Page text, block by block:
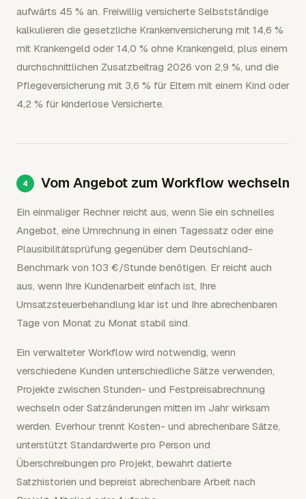
aufwärts 45 % an. Freiwillig versicherte Selbstständige
kalkulieren die gesetzliche Krankenversicherung mit 14,6 %
mit Krankengeld oder 14,0 % ohne Krankengeld, plus einem
durchschnittlichen Zusatzbeitrag 2026 von 2,9 %, und die
Pflegeversicherung mit 3,6 % für Eltern mit einem Kind oder
4,2 % für kinderlose Versicherte.
Vom Angebot zum Workflow wechseln
Ein einmaliger Rechner reicht aus, wenn Sie ein schnelles
Angebot, eine Umrechnung in einen Tagessatz oder eine
Plausibilitätsprüfung gegenüber dem Deutschland-
Benchmark von 103 €/Stunde benötigen. Er reicht auch
aus, wenn Ihre Kundenarbeit einfach ist, Ihre
Umsatzsteuerbehandlung klar ist und Ihre abrechenbaren
Tage von Monat zu Monat stabil sind.
Ein verwalteter Workflow wird notwendig, wenn
verschiedene Kunden unterschiedliche Sätze verwenden,
Projekte zwischen Stunden- und Festpreisabrechnung
wechseln oder Satzänderungen mitten im Jahr wirksam
werden. Everhour trennt Kosten- und abrechenbare Sätze,
unterstützt Standardwerte pro Person und
Überschreibungen pro Projekt, bewahrt datierte
Satzhistorien und bepreist abrechenbare Arbeit nach